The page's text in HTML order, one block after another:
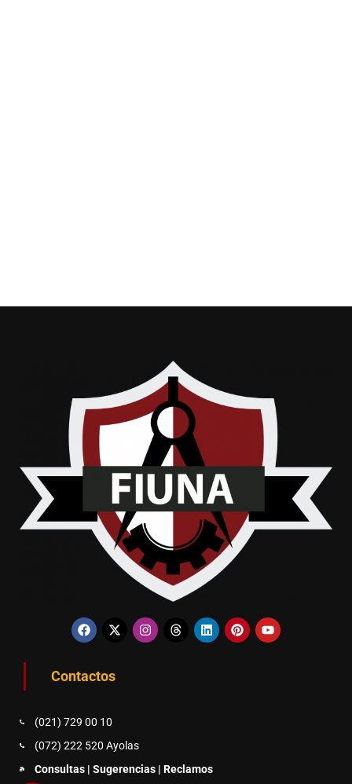
Contactos
(021) 729 00 10
(072) 222 520 Ayolas
Consultas | Sugerencias | Reclamos